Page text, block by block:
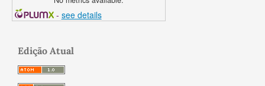
- see details
Edição Atual